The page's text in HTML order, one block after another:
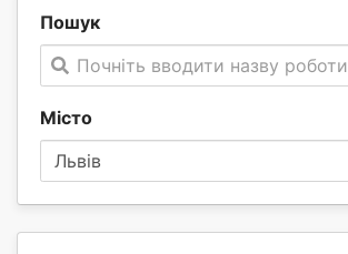
Пошук
Почніть вводити назву роботи
Місто
Львів